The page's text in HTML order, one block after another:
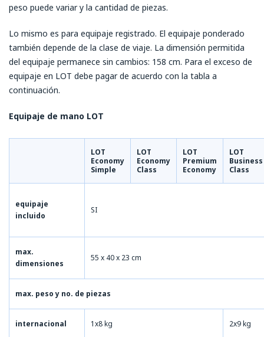
peso puede variar y la cantidad de piezas.
Lo mismo es para equipaje registrado. El equipaje ponderado
también depende de la clase de viaje. La dimensión permitida
del equipaje permanece sin cambios: 158 cm. Para el exceso de
equipaje en LOT debe pagar de acuerdo con la tabla a
continuación.
Equipaje de mano LOT
LOT
Economy
Simple
LOT
Economy
Class
LOT
Premium
Economy
LOT
Business
Class
equipaje
incluido
SI
max.
dimensiones
55 x 40 x 23 cm
max. peso y no. de piezas
internacional 1x8 kg 2x9 kg